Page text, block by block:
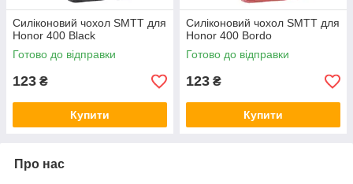
Силіконовий чохол SMTT для
Honor 400 Black
Готово до відправки
123 ₴
Купити
Силіконовий чохол SMTT для
Honor 400 Bordo
Готово до відправки
123 ₴
Купити
Про нас